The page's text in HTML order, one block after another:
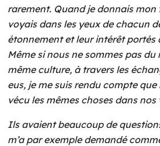
rarement. Quand je donnais mon
voyais dans les yeux de chacun
étonnement et leur intérêt portés
Même si nous ne sommes pas
même culture, à travers les
eus, je me suis rendu compte
vécu les mêmes choses dans nos
Ils avaient beaucoup de
m’a par exemple demandé